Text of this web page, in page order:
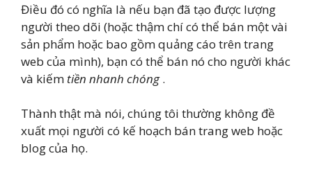
Điều đó có nghĩa là nếu bạn đã tạo được lượng
người theo dõi (hoặc thậm chí có thể bán một vài
sản phẩm hoặc bao gồm quảng cáo trên trang
web của mình), bạn có thể bán nó cho người khác
và kiếm tiền nhanh chóng.
Thành thật mà nói, chúng tôi thường không đề
xuất mọi người có kế hoạch bán trang web hoặc
blog của họ.